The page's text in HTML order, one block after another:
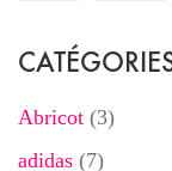
Abricot (3)
adidas (7)